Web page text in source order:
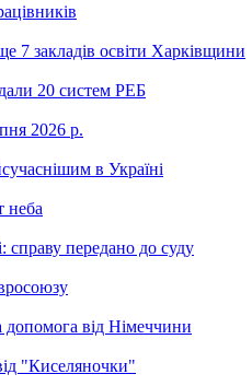
7 закладів освіти Харківщини
20 систем РЕБ
2026 р.
в Україні
неба
справу передано до суду
від Німеччини
"Киселяночки"